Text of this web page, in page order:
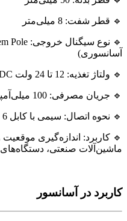
🔹 قطر شفت: 8 میلی‌متر
آسانسوری)
🔹 ولتاژ تغذیه: 12 تا 24 ولت DC
🔹 جریان مصرفی: 100 میلی‌آمپر
🔹 نحوه اتصال: سیمی با کابل 6 رشته‌ای (ارتباط پایدار و دقیق)
🔹 کاربرد: اندازه‌گیری
ماشین‌آلات صنعتی، دستگاه‌های
کاربرد در آسانسور